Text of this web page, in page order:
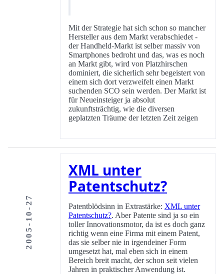
Mit der Strategie hat sich schon so mancher
Hersteller aus dem Markt verabschiedet -
der Handheld-Markt ist selber massiv von
Smartphones bedroht und das, was es noch
an Markt gibt, wird von Platzhirschen
dominiert, die sicherlich sehr begeistert von
einem sich dort verzweifelt einen Markt
suchenden SCO sein werden. Der Markt ist
für Neueinsteiger ja absolut
zukunftsträchtig, wie die diversen
geplatzten Träume der letzten Zeit zeigen
2005-10-27
XML unter
Patentschutz?
Patentblödsinn in Extrastärke: XML unter
Patentschutz?. Aber Patente sind ja so ein
toller Innovationsmotor, da ist es doch ganz
richtig wenn eine Firma mit einem Patent,
das sie selber nie in irgendeiner Form
umgesetzt hat, mal eben sich in einem
Bereich breit macht, der schon seit vielen
Jahren in praktischer Anwendung ist.